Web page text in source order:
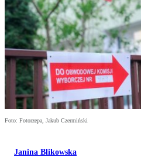
Foto: Fotorzepa, Jakub Czermiński
Janina Blikowska